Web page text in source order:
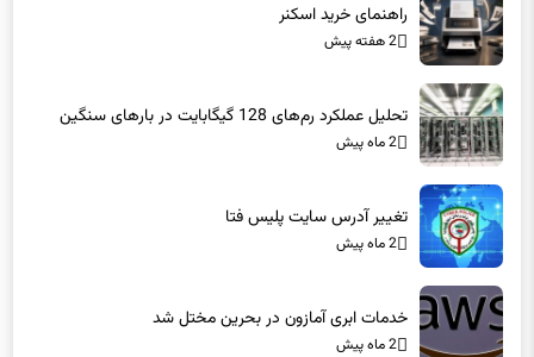
راهنمای خرید اسکنر
2 هفته پیش
تحلیل عملکرد رم‌های 128 گیگابایت در بارهای سنگین
2 ماه پیش
تغییر آدرس سایت پلیس فتا
2 ماه پیش
خدمات ابری آمازون در بحرین مختل شد
2 ماه پیش